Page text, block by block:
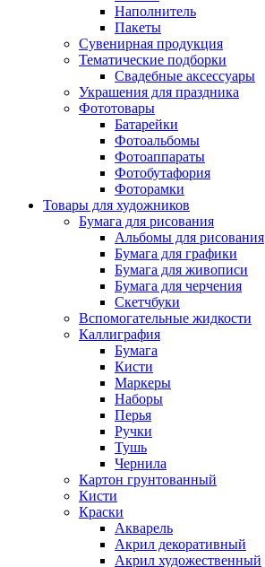
Наполнитель
Пакеты
Сувенирная продукция
Тематические подборки
Свадебные аксессуары
Украшения для праздника
Фототовары
Батарейки
Фотоальбомы
Фотоаппараты
Фотобутафория
Фоторамки
Товары для художников
Бумага для рисования
Альбомы для рисования
Бумага для графики
Бумага для живописи
Бумага для черчения
Скетчбуки
Вспомогательные жидкости
Каллиграфия
Бумага
Кисти
Маркеры
Наборы
Перья
Ручки
Тушь
Чернила
Картон грунтованный
Кисти
Краски
Акварель
Акрил декоративный
Акрил художественный